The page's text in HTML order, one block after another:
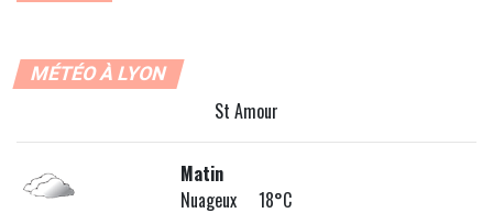
MÉTÉO À LYON
St Amour
Matin
Nuageux 18°C